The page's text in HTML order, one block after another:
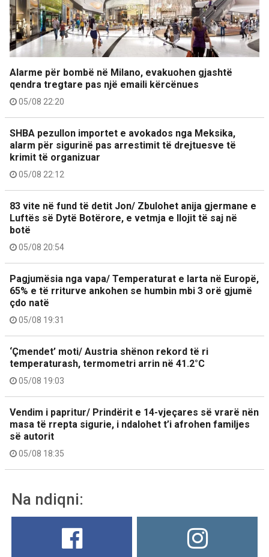
Alarme për bombë në Milano, evakuohen gjashtë
qendra tregtare pas një emaili kërcënues
05/08 22:20
SHBA pezullon importet e avokados nga Meksika,
alarm për sigurinë pas arrestimit të drejtuesve të
krimit të organizuar
05/08 22:12
83 vite në fund të detit Jon/ Zbulohet anija gjermane e
Luftës së Dytë Botërore, e vetmja e llojit të saj në
botë
05/08 20:54
Pagjumësia nga vapa/ Temperaturat e larta në Europë,
65% e të rriturve ankohen se humbin mbi 3 orë gjumë
çdo natë
05/08 19:31
‘Çmendet’ moti/ Austria shënon rekord të ri
temperaturash, termometri arrin në 41.2°C
05/08 19:03
Vendim i papritur/ Prindërit e 14-vjeçares së vrarë nën
masa të rrepta sigurie, i ndalohet t’i afrohen familjes
së autorit
05/08 18:35
Na ndiqni: